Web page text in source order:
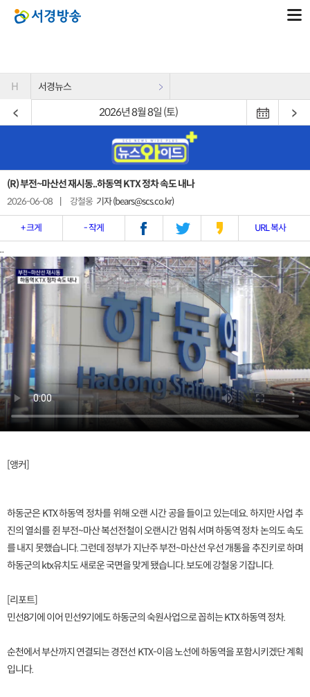
H 서경뉴스
2026년 8월 8일 (토)
(R) 부전~마산선 재시동..하동역 KTX 정차 속도 내나
2026-06-08 강철웅 기자 (bears@scs.co.kr)
+ 크게 - 작게 URL 복사
..
[앵커]
하동군은 KTX 하동역 정차를 위해 오랜 시간 공을 들이고 있는데요. 하지만 사업 추
진의 열쇠를 쥔 부전~마산 복선전철이 오랜시간 멈춰 서며 하동역 정차 논의도 속도
를 내지 못했습니다. 그런데 정부가 지난주 부전~마산선 우선 개통을 추진키로 하며
하동군의 ktx유치도 새로운 국면을 맞게 됐습니다. 보도에 강철웅 기잡니다.
[리포트]
민선8기에 이어 민선9기에도 하동군의 숙원사업으로 꼽히는 KTX 하동역 정차.
순천에서 부산까지 연결되는 경전선 KTX-이음 노선에 하동역을 포함시키겠단 계획
입니다.